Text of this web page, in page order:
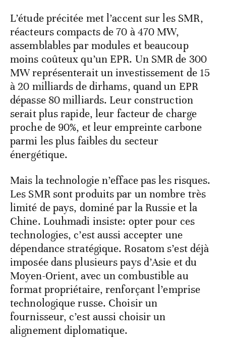
L’étude précitée met l’accent sur les SMR,
réacteurs compacts de 70 à 470 MW,
assemblables par modules et beaucoup
moins coûteux qu’un EPR. Un SMR de 300
MW représenterait un investissement de 15
à 20 milliards de dirhams, quand un EPR
dépasse 80 milliards. Leur construction
serait plus rapide, leur facteur de charge
proche de 90%, et leur empreinte carbone
parmi les plus faibles du secteur
énergétique.
Mais la technologie n’efface pas les risques.
Les SMR sont produits par un nombre très
limité de pays, dominé par la Russie et la
Chine. Louhmadi insiste: opter pour ces
technologies, c’est aussi accepter une
dépendance stratégique. Rosatom s’est déjà
imposée dans plusieurs pays d’Asie et du
Moyen-Orient, avec un combustible au
format propriétaire, renforçant l’emprise
technologique russe. Choisir un
fournisseur, c’est aussi choisir un
alignement diplomatique.